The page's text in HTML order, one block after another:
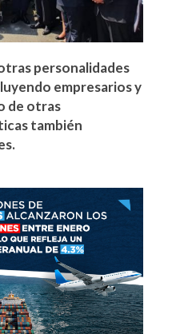
personalidades
empresarios y
de otras
también